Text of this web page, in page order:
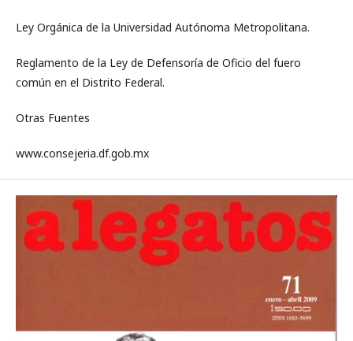
Ley Orgánica de la Universidad Autónoma Metropolitana.
Reglamento de la Ley de Defensoría de Oficio del fuero
común en el Distrito Federal.
Otras Fuentes
www.consejeria.df.gob.mx